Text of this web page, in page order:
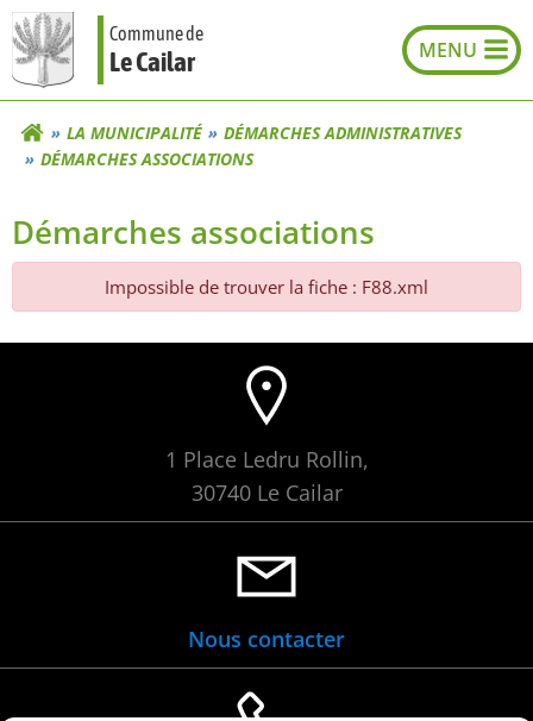
Aller
au
contenu
Commune de
Le Cailar
LA MUNICIPALITÉ
DÉMARCHES ADMINISTRATIVES
DÉMARCHES ASSOCIATIONS
Démarches associations
Impossible de trouver la fiche : F88.xml
1 Place Ledru Rollin,
30740 Le Cailar
Nous contacter